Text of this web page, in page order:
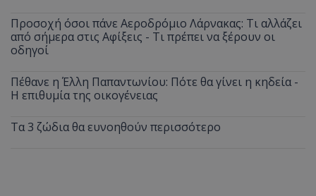
Προσοχή όσοι πάνε Αεροδρόμιο Λάρνακας: Τι αλλάζει
από σήμερα στις Αφίξεις - Τι πρέπει να ξέρουν οι
οδηγοί
Πέθανε η Έλλη Παπαντωνίου: Πότε θα γίνει η κηδεία -
Η επιθυμία της οικογένειας
Τα 3 ζώδια θα ευνοηθούν περισσότερο